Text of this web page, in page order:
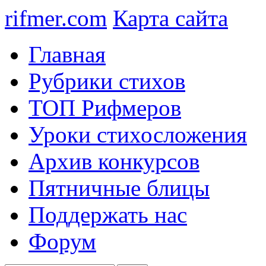
rifmer.com Карта сайта
Главная
Рубрики стихов
ТОП Рифмеров
Уроки стихосложения
Архив конкурсов
Пятничные блицы
Поддержать нас
Форум